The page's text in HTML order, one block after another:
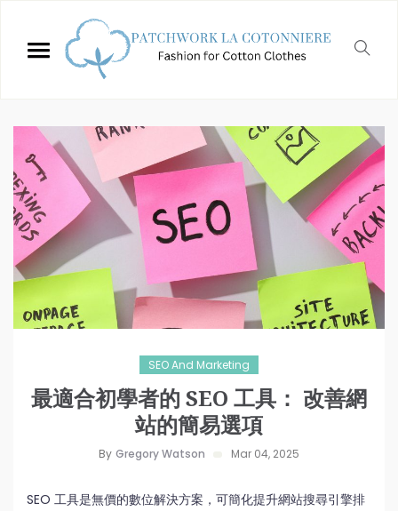
SEO And Marketing
最適合初學者的 SEO 工具： 改善網
站的簡易選項
By Gregory Watson Mar 04, 2025
SEO 工具是無價的數位解決方案，可簡化提升網站搜尋引擎排